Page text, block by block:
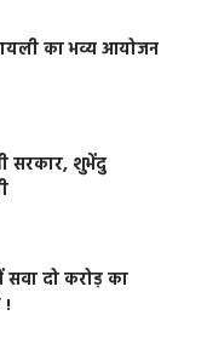
का भव्य आयोजन
सरकार, शुभेंदु
सवा दो करोड़ का
!